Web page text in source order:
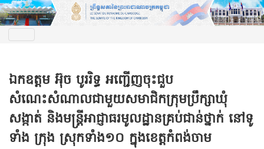
ឯកឧត្តម អ៊ុច បូររិទ្ធ អញ្ជើញចុះជួប
សំណេះសំណាលជាមួយសមាជិកក្រុមប្រឹក្សាឃុំ
សង្កាត់ និងមន្ត្រីអាជ្ញាធរមូលដ្ឋានគ្រប់ជាន់ថ្នាក់ នៅទូ
ទាំង ក្រុង ស្រុកទាំង១០ ក្នុងខេត្តកំពង់ចាម